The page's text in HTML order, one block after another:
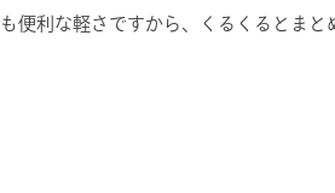
も便利な軽さですから、くるくるとま